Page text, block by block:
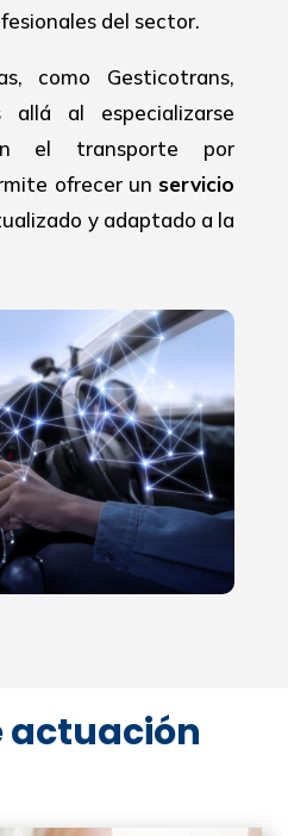
del sector.
como Gesticotrans,
al especializarse
el transporte por
ofrecer unservicio
y adaptado a la
actuación